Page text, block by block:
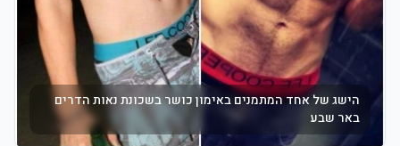
הישג של אחד המתמנים באימון כושר בשכונת נאות הדרים
באר שבע